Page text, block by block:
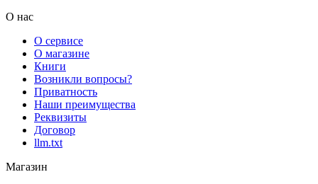
О нас
О сервисе
О магазине
Книги
Возникли вопросы?
Приватность
Наши преимущества
Реквизиты
Договор
llm.txt
Магазин